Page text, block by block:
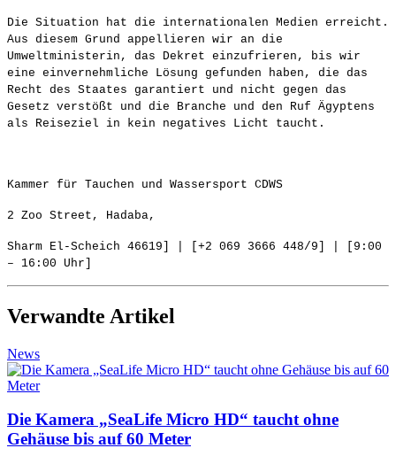
Die Situation hat die internationalen Medien erreicht.
Aus diesem Grund appellieren wir an die
Umweltministerin, das Dekret einzufrieren, bis wir
eine einvernehmliche Lösung gefunden haben, die das
Recht des Staates garantiert und nicht gegen das
Gesetz verstößt und die Branche und den Ruf Ägyptens
als Reiseziel in kein negatives Licht taucht.
Kammer für Tauchen und Wassersport CDWS
2 Zoo Street, Hadaba,
Sharm El-Scheich 46619] | [+2 069 3666 448/9] | [9:00
– 16:00 Uhr]
Verwandte Artikel
News
Die Kamera „SeaLife Micro HD“ taucht ohne
Gehäuse bis auf 60 Meter